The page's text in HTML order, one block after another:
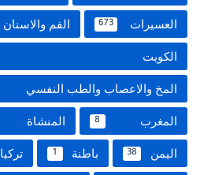
العسيرات 673 الفم والاسنان
الكويت
المخ والاعصاب والطب النفسي
المغرب 8 المنشاة
اليمن 38 باطنة 1 تركيا